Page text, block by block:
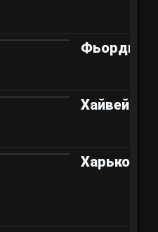
Фьорды
Хайвей
Харьков